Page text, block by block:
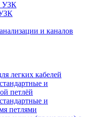
УЗК
и каналов
легких кабелей
и
петлёй
и
петлями